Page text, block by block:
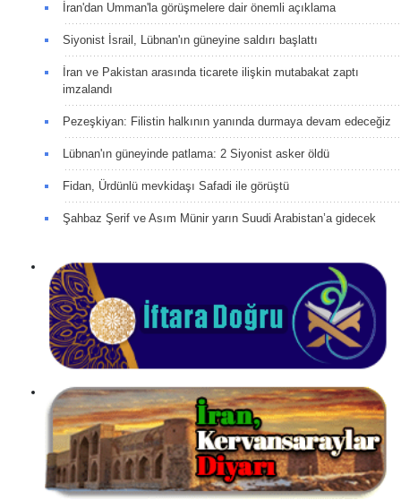
İran'dan Umman'la görüşmelere dair önemli açıklama
Siyonist İsrail, Lübnan'ın güneyine saldırı başlattı
İran ve Pakistan arasında ticarete ilişkin mutabakat zaptı
imzalandı
Pezeşkiyan: Filistin halkının yanında durmaya devam edeceğiz
Lübnan'ın güneyinde patlama: 2 Siyonist asker öldü
Fidan, Ürdünlü mevkidaşı Safadi ile görüştü
Şahbaz Şerif ve Asım Münir yarın Suudi Arabistan’a gidecek